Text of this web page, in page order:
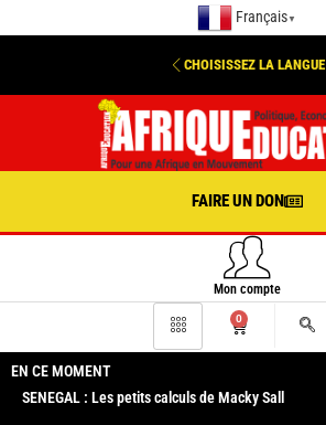
Français ▼
CHOISISSEZ LA LANGUE
FAIRE UN DON
Mon compte
0
EN CE MOMENT
SENEGAL : Les petits calculs de Macky Sall